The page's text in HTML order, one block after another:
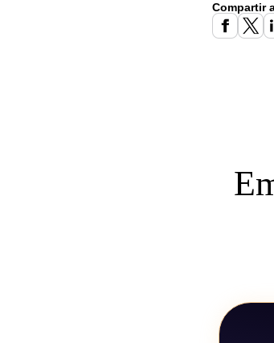
Compartir